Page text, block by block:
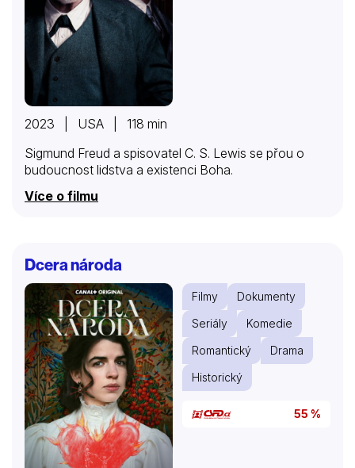
2023 | USA | 118 min
Sigmund Freud a spisovatel C. S. Lewis se přou o
budoucnost lidstva a existenci Boha.
Více o filmu
Dcera národa
Filmy
Dokumenty
Seriály
Komedie
Romantický
Drama
Historický
55 %